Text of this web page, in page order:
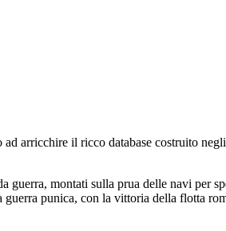
arricchire il ricco database costruito
montati sulla prua delle navi per
punica, con la vittoria della flotta